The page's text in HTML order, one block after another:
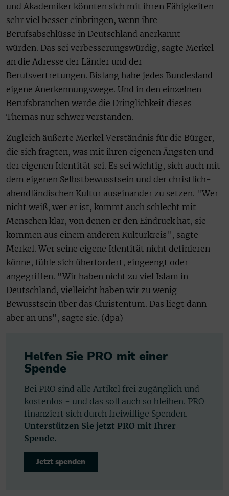
und Akademiker könnten sich mit ihren Fähigkeiten
sehr viel besser einbringen, wenn ihre
Berufsabschlüsse in Deutschland anerkannt
würden. Das sei verbesserungswürdig, sagte Merkel
an die Adresse der Länder und der
Berufsvertretungen. Bislang habe jedes Bundesland
eigene Anerkennungswege. Und in den einzelnen
Berufsbranchen werde die Dringlichkeit dieses
Themas nur schwer verstanden.
Zugleich äußerte Merkel Verständnis für die Bürger,
die sich fragten, was mit ihren eigenen Ängsten und
der eigenen Identität sei. Es sei wichtig, sich auch mit
dem eigenen Selbstbewusstsein und der christlich-
abendländischen Kultur auseinander zu setzen. "Wer
nicht weiß, wer er ist, kommt auch schlecht mit
Menschen klar, von denen er den Eindruck hat, sie
kommen aus einem anderen Kulturkreis", sagte
Merkel. Wer seine eigene Identität nicht definieren
könne, fühle sich überfordert, eingeengt oder
angegriffen. "Wir haben nicht zu viel Islam in
Deutschland, vielleicht haben wir zu wenig
Bewusstsein über das Christentum. Das liegt dann
aber an uns", sagte sie. (dpa)
Helfen Sie PRO mit einer
Spende
Bei PRO sind alle Artikel frei zugänglich und
kostenlos - und das soll auch so bleiben. PRO
finanziert sich durch freiwillige Spenden.
Unterstützen Sie jetzt PRO mit Ihrer
Spende.
Jetzt spenden